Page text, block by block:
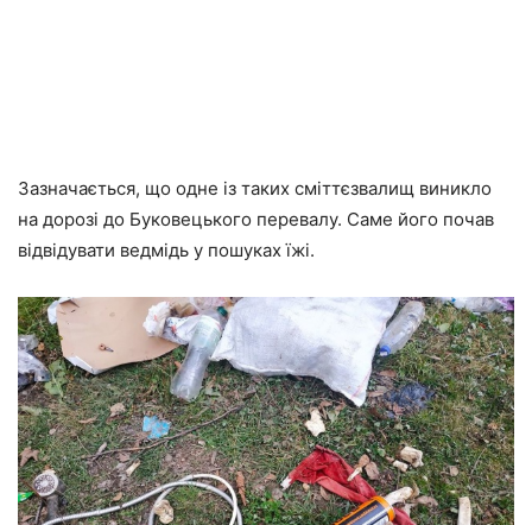
Зазначається, що одне із таких сміттєзвалищ виникло
на дорозі до Буковецького перевалу. Саме його почав
відвідувати ведмідь у пошуках їжі.